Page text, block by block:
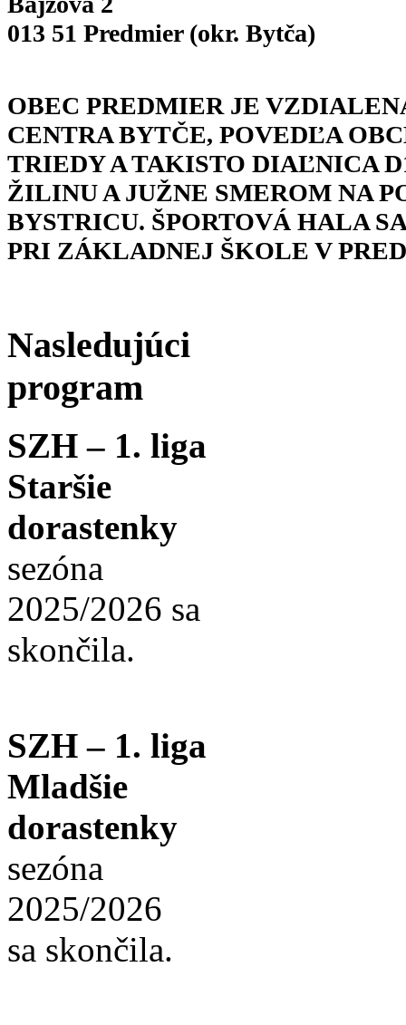
013 51 Predmier (okr. Bytča)
OBEC PREDMIER JE
CENTRA BYTČE, POVEDĽA
TRIEDY A TAKISTO DIAĽNICA
ŽILINU A JUŽNE SMEROM NA
BYSTRICU. ŠPORTOVÁ HALA
PRI ZÁKLADNEJ ŠKOLE V
Nasledujúci
program
SZH – 1. liga
Staršie
dorastenky
sezóna
2025/2026 sa
skončila.
SZH – 1. liga
Mladšie
dorastenky
sezóna
2025/2026
sa skončila.